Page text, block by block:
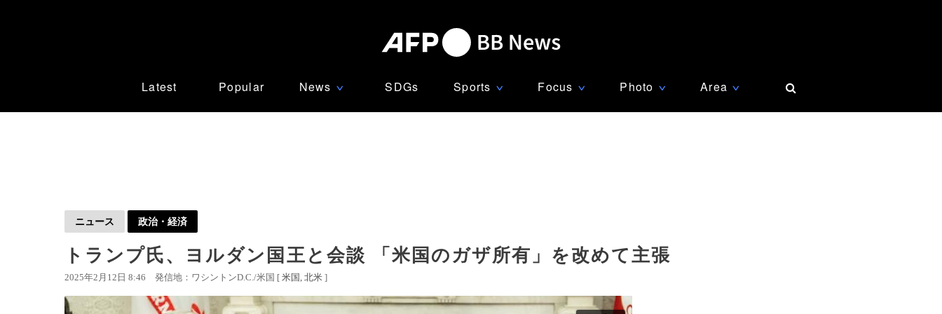
Latest Popular News ∨ SDGs Sports ∨ Focus ∨ Photo ∨ Area ∨
ニュース 政治・経済
トランプ氏、ヨルダン国王と会談 「米国のガザ所有」を改めて主張
2025年2月12日 8:46 発信地：ワシントンD.C./米国 [ 米国 北米 ]